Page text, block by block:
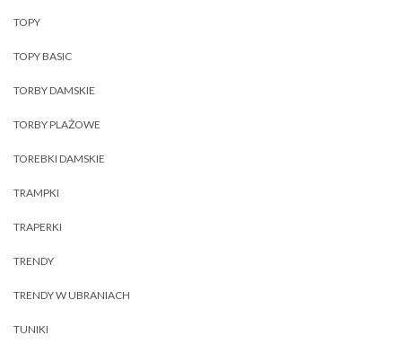
TOPY
TOPY BASIC
TORBY DAMSKIE
TORBY PLAŻOWE
TOREBKI DAMSKIE
TRAMPKI
TRAPERKI
TRENDY
TRENDY W UBRANIACH
TUNIKI